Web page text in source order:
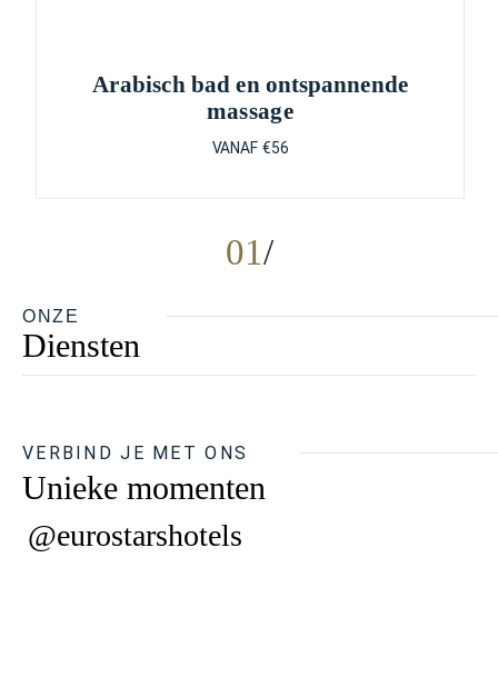
01
Arabisch bad en ontspannende
massage
VANAF €56
ONZE
Diensten
VERBIND JE MET ONS
Unieke momenten
@eurostarshotels